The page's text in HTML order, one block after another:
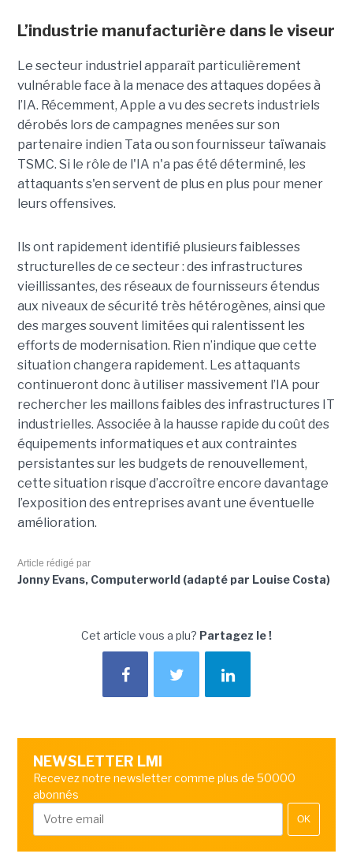
L’industrie manufacturière dans le viseur
Le secteur industriel apparaît particulièrement
vulnérable face à la menace des attaques dopées à
l’IA. Récemment, Apple a vu des secrets industriels
dérobés lors de campagnes menées sur son
partenaire indien Tata ou son fournisseur taïwanais
TSMC. Si le rôle de l'IA n'a pas été déterminé, les
attaquants s'en servent de plus en plus pour mener
leurs offensives.
Ils ont rapidement identifié plusieurs faiblesses
structurelles de ce secteur : des infrastructures
vieillissantes, des réseaux de fournisseurs étendus
aux niveaux de sécurité très hétérogènes, ainsi que
des marges souvent limitées qui ralentissent les
efforts de modernisation. Rien n’indique que cette
situation changera rapidement. Les attaquants
continueront donc à utiliser massivement l’IA pour
rechercher les maillons faibles des infrastructures IT
industrielles. Associée à la hausse rapide du coût des
équipements informatiques et aux contraintes
persistantes sur les budgets de renouvellement,
cette situation risque d’accroître encore davantage
l’exposition des entreprises avant une éventuelle
amélioration.
Article rédigé par
Jonny Evans, Computerworld (adapté par Louise Costa)
Cet article vous a plu? Partagez le !
NEWSLETTER LMI
Recevez notre newsletter comme plus de 50000
abonnés
OK